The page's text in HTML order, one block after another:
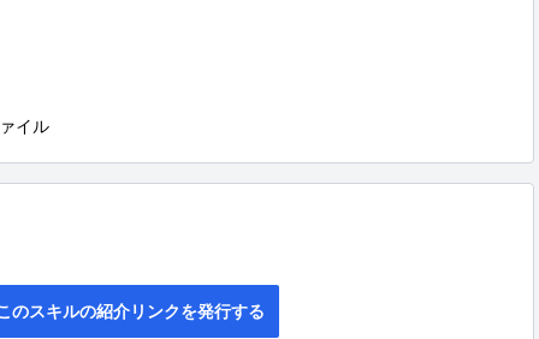
イル
のスキルの紹介リンクを発行する